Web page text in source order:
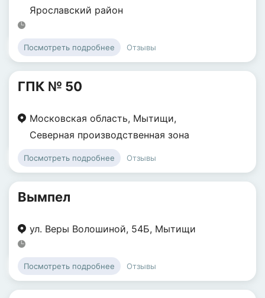
Ярославский район
Посмотреть подробнее Отзывы
ГПК № 50
Московская область, Мытищи,
Северная производственная зона
Посмотреть подробнее Отзывы
Вымпел
ул. Веры Волошиной, 54Б, Мытищи
Посмотреть подробнее Отзывы